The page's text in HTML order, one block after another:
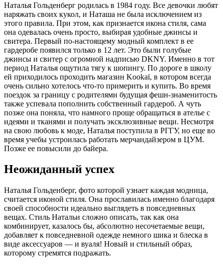
Наталья Гольденберг родилась в 1984 году. Все девочки любят
наряжать своих кукол, и Наташа не была исключением из
этого правила. При этом, как признается икона стиля, сама
она одевалась очень просто, выбирая удобные джинсы и
свитера. Первый по-настоящему модный комплект в ее
гардеробе появился только в 12 лет. Это были голубые
джинсы и свитер с огромной надписью DKNY. Именно в тот
период Наталья ощутила тягу к шопингу. По дороге в школу
ей приходилось проходить магазин Kookaï, в котором всегда
очень сильно хотелось что-то примерить и купить. Во время
поездок за границу с родителями будущая фешн-знаменитость
также успевала пополнить собственный гардероб. А чуть
позже она поняла, что намного проще обращаться в ателье с
идеями и тканями и получать эксклюзивные вещи. Несмотря
на свою любовь к моде, Наталья поступила в РГГУ, но еще во
время учебы устроилась работать мерчандайзером в ЦУМ.
Позже ее повысили до байера.
Неожиданный успех
Наталья Гольденберг, фото которой узнает каждая модница,
считается иконой стиля. Она прославилась именно благодаря
своей способности идеально выглядеть в повседневных
вещах. Стиль Натальи сложно описать, так как она
комбинирует, казалось бы, абсолютно несочетаемые вещи,
добавляет к повседневной одежде немного шика и блеска в
виде аксессуаров — и вуаля! Новый и стильный образ,
которому стремятся подражать.